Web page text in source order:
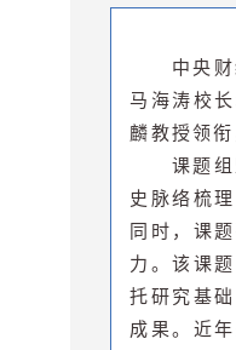
中央
马海涛校
麟教授领
课题
史脉络梳
同时，课
力。该课
托研究基
成果。近